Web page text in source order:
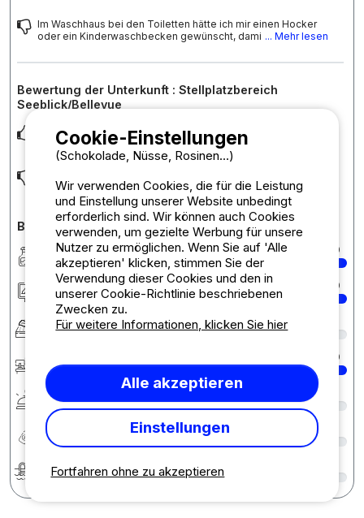
Im Waschhaus bei den Toiletten hätte ich mir einen Hocker
oder ein Kinderwaschbecken gewünscht, dami ... Mehr lesen
Bewertung der Unterkunft : Stellplatzbereich
Seeblick/Bellevue
Wir waren in Spielplatz Nähe was mit unseren kleinen Kindern
super war, allerdings waren wir an der ... Mehr lesen
Bewertungen des Campingplatzes im Detail
Sauberkeit 10
Unterkunft/Stellplatz 10
Komfort
10
Preis-Leistungs-Verhältnis
Bademöglichkeiten
Fortfahren ohne zu akzeptieren
Cookie-Einstellungen
(Schokolade, Nüsse, Rosinen...)
Wir verwenden Cookies, die für die Leistung
und Einstellung unserer Website unbedingt
erforderlich sind. Wir können auch Cookies
verwenden, um gezielte Werbung für unsere
Nutzer zu ermöglichen. Wenn Sie auf 'Alle
akzeptieren' klicken, stimmen Sie der
Verwendung dieser Cookies und den in
unserer Cookie-Richtlinie beschriebenen
Zwecken zu.
Für weitere Informationen, klicken Sie hier
Alle akzeptieren
Einstellungen